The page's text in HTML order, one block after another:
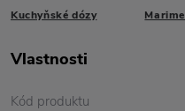
Kuchyňské dózy
Vlastnosti
Kód produktu